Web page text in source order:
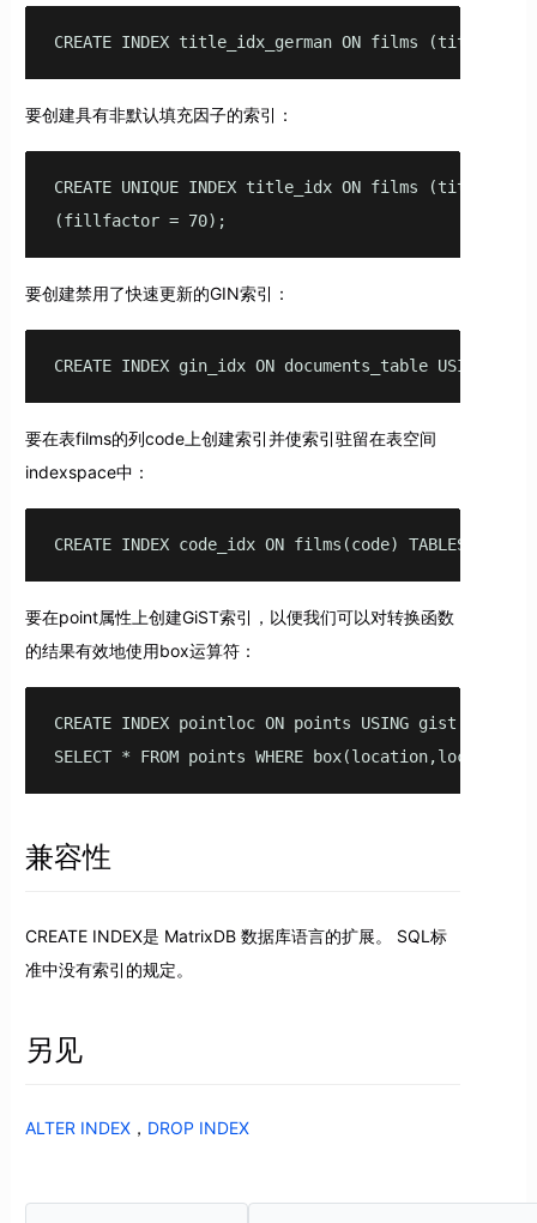
CREATE INDEX title_idx_german ON films (title
要创建具有非默认填充因子的索引：
CREATE UNIQUE INDEX title_idx ON films (title)
(fillfactor = 70);
要创建禁用了快速更新的GIN索引：
CREATE INDEX gin_idx ON documents_table
要在表films的列code上创建索引并使索引驻留在表空间
indexspace中：
CREATE INDEX code_idx ON films(code) TABLESPACE
要在point属性上创建GiST索引，以便我们可以对转换函数
的结果有效地使用box运算符：
CREATE INDEX pointloc ON points USING gist
SELECT * FROM points WHERE
兼容性
CREATE INDEX是 MatrixDB 数据库语言的扩展。 SQL标
准中没有索引的规定。
另见
ALTER INDEX， DROP INDEX